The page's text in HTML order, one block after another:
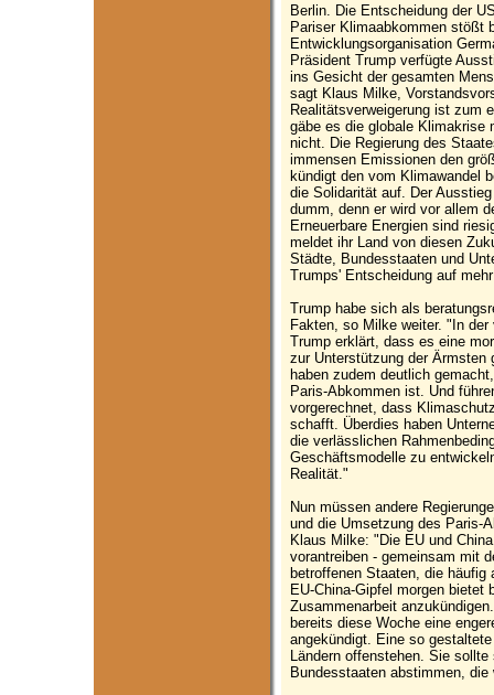
Berlin. Die Entscheidung der
Pariser Klimaabkommen stößt
Entwicklungsorganisation
Präsident Trump verfügte
ins Gesicht der gesamten
sagt Klaus Milke,
Realitätsverweigerung ist zum
gäbe es die globale Klimakrise
nicht. Die Regierung des
immensen Emissionen den
kündigt den vom Klimawandel
die Solidarität auf. Der
dumm, denn er wird vor allem
Erneuerbare Energien sind
meldet ihr Land von diesen
Städte, Bundesstaaten und
Trumps' Entscheidung auf
Trump habe sich als
Fakten, so Milke weiter. "In
Trump erklärt, dass es eine
zur Unterstützung der Ärmsten
haben zudem deutlich
Paris-Abkommen ist. Und
vorgerechnet, dass
schafft. Überdies haben
die verlässlichen
Geschäftsmodelle zu
Realität."
Nun müssen andere
und die Umsetzung des Paris-
Klaus Milke: "Die EU und
vorantreiben - gemeinsam mit
betroffenen Staaten, die
EU-China-Gipfel morgen bietet
Zusammenarbeit
bereits diese Woche eine
angekündigt. Eine so
Ländern offenstehen. Sie
Bundesstaaten abstimmen,